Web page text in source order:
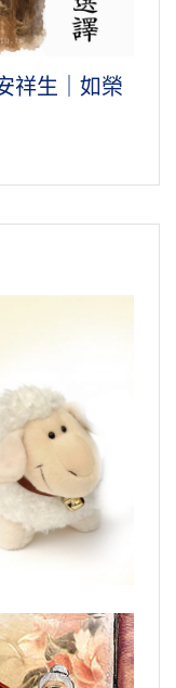
祥生｜如榮